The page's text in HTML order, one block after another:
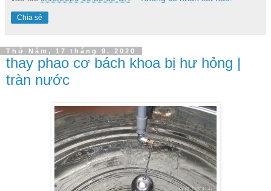
Chia sẻ
Thứ Năm, 17 tháng 9, 2020
thay phao cơ bách khoa bị hư hỏng |
tràn nước